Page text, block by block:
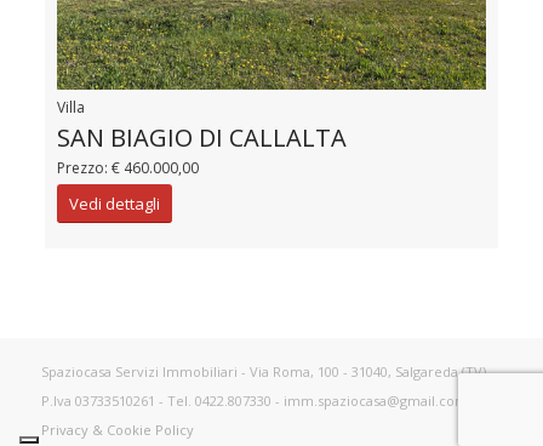
Villa
SAN BIAGIO DI CALLALTA
Prezzo: € 460.000,00
Vedi dettagli
Spaziocasa Servizi Immobiliari - Via Roma, 100 - 31040, Salgareda (TV) -
P.Iva 03733510261 - Tel. 0422.807330 - imm.spaziocasa@gmail.com -
Privacy & Cookie Policy